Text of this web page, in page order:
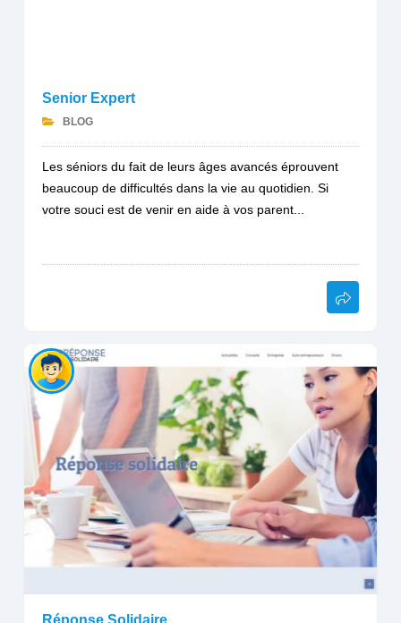
Senior Expert
BLOG
Les séniors du fait de leurs âges avancés éprouvent
beaucoup de difficultés dans la vie au quotidien. Si
votre souci est de venir en aide à vos parent...
Réponse Solidaire